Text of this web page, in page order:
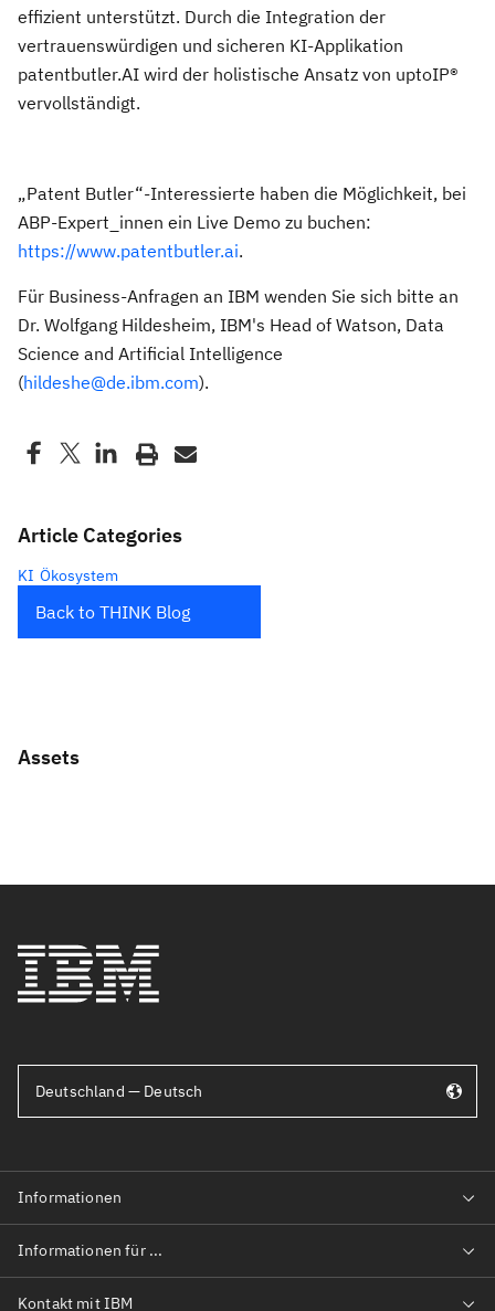
effizient unterstützt. Durch die Integration der
vertrauenswürdigen und sicheren KI-Applikation
patentbutler.AI wird der holistische Ansatz von uptoIP®
vervollständigt.
„Patent Butler“-Interessierte haben die Möglichkeit, bei
ABP-Expert_innen ein Live Demo zu buchen:
https://www.patentbutler.ai.
Für Business-Anfragen an IBM wenden Sie sich bitte an
Dr. Wolfgang Hildesheim, IBM's Head of Watson, Data
Science and Artificial Intelligence
(hildeshe@de.ibm.com).
Article Categories
KI Ökosystem
Back to THINK Blog
Assets
Deutschland — Deutsch